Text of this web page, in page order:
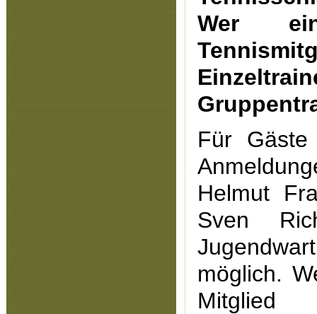
Wer
Für
Helmut
Sven
möglich.